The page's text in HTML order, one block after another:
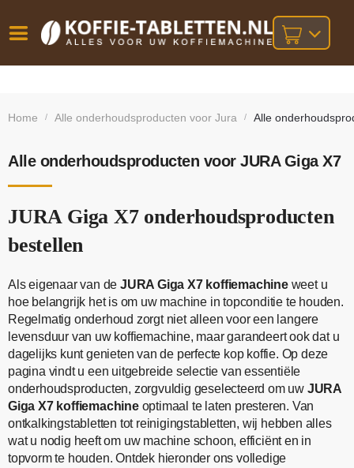
besteld,
bij orders
Home / Alle onderhoudsproducten voor Jura / Alle
Alle onderhoudsproducten voor JURA Giga X7
JURA Giga X7 onderhoudsproducten
bestellen
Als eigenaar van de JURA Giga X7 koffiemachineweet u
hoe belangrijk het is om uw machine in topconditie te houden.
Regelmatig onderhoud zorgt niet alleen voor een langere
levensduur van uw koffiemachine, maar garandeert ook dat u
dagelijks kunt genieten van de perfecte kop koffie. Op deze
pagina vindt u een uitgebreide selectie van essentiële
onderhoudsproducten, zorgvuldig geselecteerd om uw JURA
Giga X7 koffiemachineoptimaal te laten presteren. Van
ontkalkingstabletten tot reinigingstabletten, wij hebben alles
wat u nodig heeft om uw machine schoon, efficiënt en in
topvorm te houden. Ontdek hieronder ons volledige